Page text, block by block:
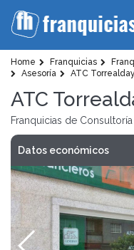
Home Franquicias
Asesoría
ATC Torrealday
ATC
Franquicias de
Datos económicos